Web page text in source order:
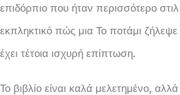
επιδόρπιο που ήταν περισσότερο
εκπληκτικό πώς μια Το ποτάμι ζήλεψε
έχει τέτοια ισχυρή επίπτωση.
Το βιβλίο είναι καλά μελετημένο,